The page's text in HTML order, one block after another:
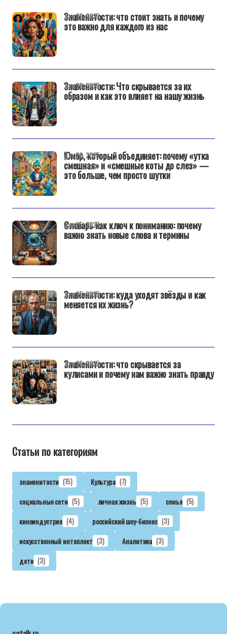
Знаменитости: что стоит знать и почему
это важно для каждого из нас
дек 29, 2025
Знаменитости: Что скрывается за их
образом и как это влияет на нашу жизнь
дек 29, 2025
Юмор, который объединяет: почему «утка
смешная» и «смешные коты до слез» —
это больше, чем просто шутки
дек 26, 2025
Словарь как ключ к пониманию: почему
важно знать новые слова и термины
дек 25, 2025
Знаменитости: куда уходят звёзды и как
меняется их жизнь?
дек 25, 2025
Знаменитости: что скрывается за
кулисами и почему нам важно знать правду
дек 25, 2025
Статьи по категориям
знаменитости (15) Культура (7)
социальные сети (5) личная жизнь (5) семья (5)
киноиндустрия (4) российский шоу-бизнес (3)
искусственный интеллект (3) Аналитика (3)
дети (3)